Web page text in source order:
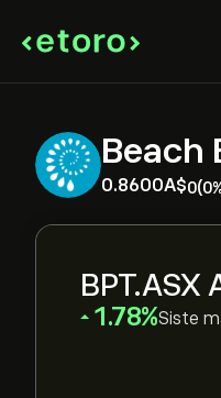
Beach
0.8600‎A$‎0
BPT.ASX
‎1.78‎ Siste